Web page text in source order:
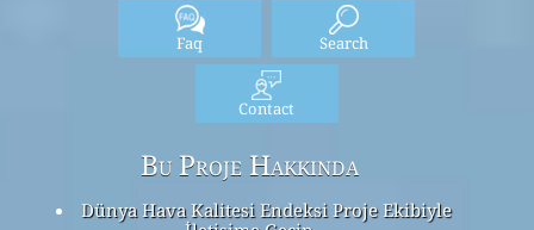
Faq Search
Contact
Bu Proje Hakkında
Dünya Hava Kalitesi Endeksi Proje Ekibiyle